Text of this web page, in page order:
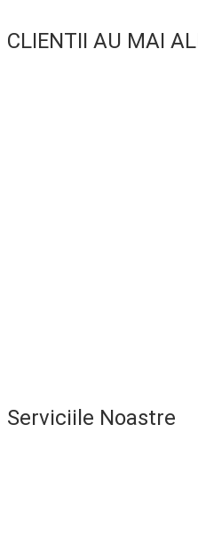
CLIENTII AU MAI
Serviciile Noastre